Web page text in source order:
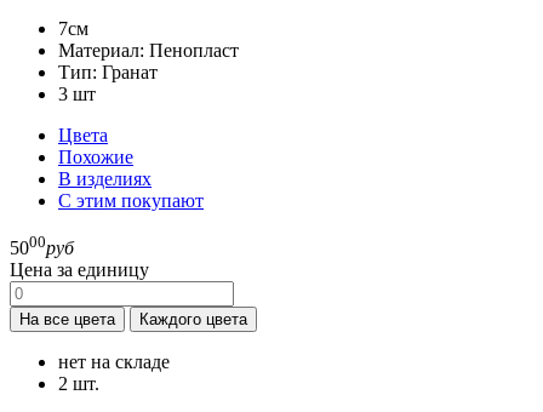
7см
Материал: Пенопласт
Тип: Гранат
3 шт
Цвета
Похожие
В изделиях
С этим покупают
5000руб
Цена за единицу
На все цвета Каждого цвета
нет на складе
2 шт.